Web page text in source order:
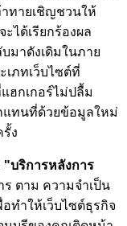
ทายเชิญชวนให้
ได้เรียกร้องผล
มาดังเดิมในภาย
เภทเว็บไซต์ที่
ฮกเกอร์ไม่ปลื้ม
แทนที่ด้วยข้อมูลใหม่
ง
"บริการหลังการ
ตาม ความจำเป็น
อทำให้เว็บไซต์ธุรกิจ